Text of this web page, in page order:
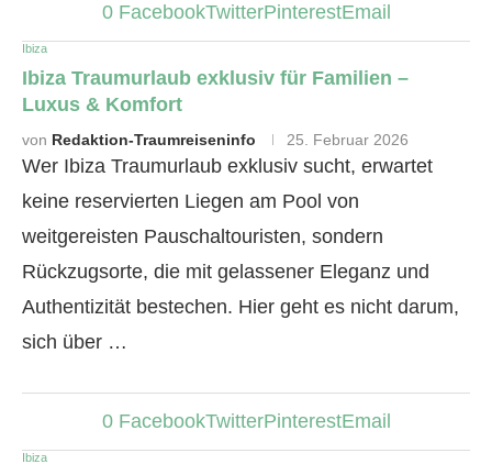
0 FacebookTwitterPinterestEmail
Ibiza
Ibiza Traumurlaub exklusiv für Familien –
Luxus & Komfort
von Redaktion-Traumreiseninfo 25. Februar 2026
Wer Ibiza Traumurlaub exklusiv sucht, erwartet
keine reservierten Liegen am Pool von
weitgereisten Pauschaltouristen, sondern
Rückzugsorte, die mit gelassener Eleganz und
Authentizität bestechen. Hier geht es nicht darum,
sich über …
0 FacebookTwitterPinterestEmail
Ibiza